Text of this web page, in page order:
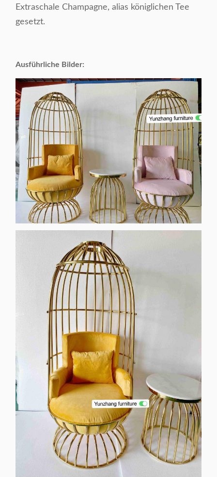
Extraschale Champagne, alias königlichen Tee
gesetzt.
Ausführliche Bilder: